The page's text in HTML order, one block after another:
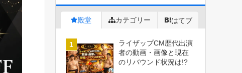
殿堂 カテゴリー はてブ
ライザップCM歴代出演
者の動画・画像と現在
のリバウンド状況は!?